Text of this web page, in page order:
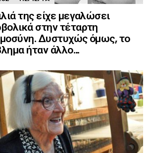
της είχε μεγαλώσει
στην τέταρτη
Δυστυχώς όμως, το
ήταν άλλο…